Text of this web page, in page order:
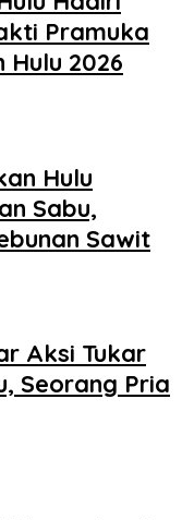
Pramuka
2026
Hulu
Sabu,
Sawit
Aksi Tukar
Seorang Pria